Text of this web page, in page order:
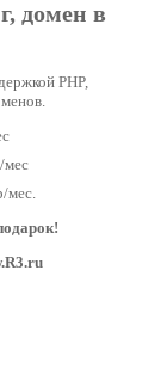
домен в
PHP,
мес
мес.